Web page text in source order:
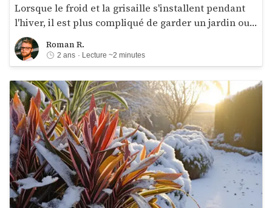
Lorsque le froid et la grisaille s'installent pendant
l'hiver, il est plus compliqué de garder un jardin ou
bien un balcon éblouissant. Heureusement,
certaines plantes grimpantes présentent des
floraisons magnifiques et inattendues durant cette
période difficile. Dans cet article, découvrez ces
merveilleuses plantes qui orneront et égayeront
votre espace vert même en plein hiver.
Roman R.Roman R.
2 ans · Lecture ~2 minutes